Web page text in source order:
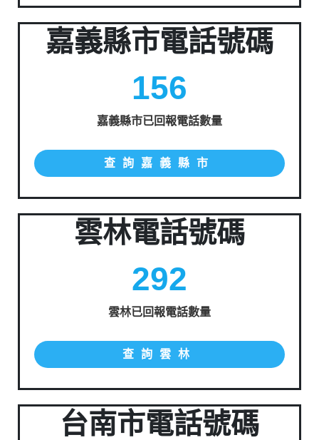
嘉義縣市電話號碼
156
嘉義縣市已回報電話數量
查詢嘉義縣市
雲林電話號碼
292
雲林已回報電話數量
查詢雲林
台南市電話號碼